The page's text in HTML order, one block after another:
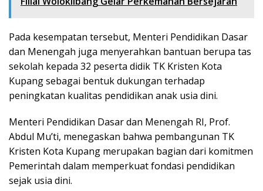
Pada kesempatan tersebut, Menteri Pendidikan Dasar
dan Menengah juga menyerahkan bantuan berupa tas
sekolah kepada 32 peserta didik TK Kristen Kota
Kupang sebagai bentuk dukungan terhadap
peningkatan kualitas pendidikan anak usia dini.
Menteri Pendidikan Dasar dan Menengah RI, Prof.
Abdul Mu’ti, menegaskan bahwa pembangunan TK
Kristen Kota Kupang merupakan bagian dari komitmen
Pemerintah dalam memperkuat fondasi pendidikan
sejak usia dini.